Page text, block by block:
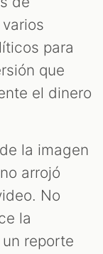
para
que
el dinero
la imagen
arrojó
No
la
reporte